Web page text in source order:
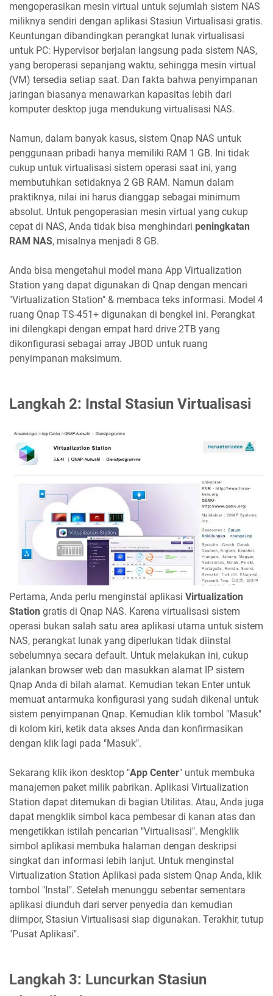
mengoperasikan mesin virtual untuk sejumlah sistem NAS
miliknya sendiri dengan aplikasi Stasiun Virtualisasi gratis.
Keuntungan dibandingkan perangkat lunak virtualisasi
untuk PC: Hypervisor berjalan langsung pada sistem NAS,
yang beroperasi sepanjang waktu, sehingga mesin virtual
(VM) tersedia setiap saat. Dan fakta bahwa penyimpanan
jaringan biasanya menawarkan kapasitas lebih dari
komputer desktop juga mendukung virtualisasi NAS.
Namun, dalam banyak kasus, sistem Qnap NAS untuk
penggunaan pribadi hanya memiliki RAM 1 GB. Ini tidak
cukup untuk virtualisasi sistem operasi saat ini, yang
membutuhkan setidaknya 2 GB RAM. Namun dalam
praktiknya, nilai ini harus dianggap sebagai minimum
absolut. Untuk pengoperasian mesin virtual yang cukup
cepat di NAS, Anda tidak bisa menghindari peningkatan
RAM NAS, misalnya menjadi 8 GB.
Anda bisa mengetahui model mana App Virtualization
Station yang dapat digunakan di Qnap dengan mencari
"Virtualization Station" & membaca teks informasi. Model 4
ruang Qnap TS-451+ digunakan di bengkel ini. Perangkat
ini dilengkapi dengan empat hard drive 2TB yang
dikonfigurasi sebagai array JBOD untuk ruang
penyimpanan maksimum.
Langkah 2: Instal Stasiun Virtualisasi
Pertama, Anda perlu menginstal aplikasi Virtualization
Station gratis di Qnap NAS. Karena virtualisasi sistem
operasi bukan salah satu area aplikasi utama untuk sistem
NAS, perangkat lunak yang diperlukan tidak diinstal
sebelumnya secara default. Untuk melakukan ini, cukup
jalankan browser web dan masukkan alamat IP sistem
Qnap Anda di bilah alamat. Kemudian tekan Enter untuk
memuat antarmuka konfigurasi yang sudah dikenal untuk
sistem penyimpanan Qnap. Kemudian klik tombol "Masuk"
di kolom kiri, ketik data akses Anda dan konfirmasikan
dengan klik lagi pada "Masuk".
Sekarang klik ikon desktop "App Center" untuk membuka
manajemen paket milik pabrikan. Aplikasi Virtualization
Station dapat ditemukan di bagian Utilitas. Atau, Anda juga
dapat mengklik simbol kaca pembesar di kanan atas dan
mengetikkan istilah pencarian "Virtualisasi". Mengklik
simbol aplikasi membuka halaman dengan deskripsi
singkat dan informasi lebih lanjut. Untuk menginstal
Virtualization Station Aplikasi pada sistem Qnap Anda, klik
tombol "Instal". Setelah menunggu sebentar sementara
aplikasi diunduh dari server penyedia dan kemudian
diimpor, Stasiun Virtualisasi siap digunakan. Terakhir, tutup
"Pusat Aplikasi".
Langkah 3: Luncurkan Stasiun